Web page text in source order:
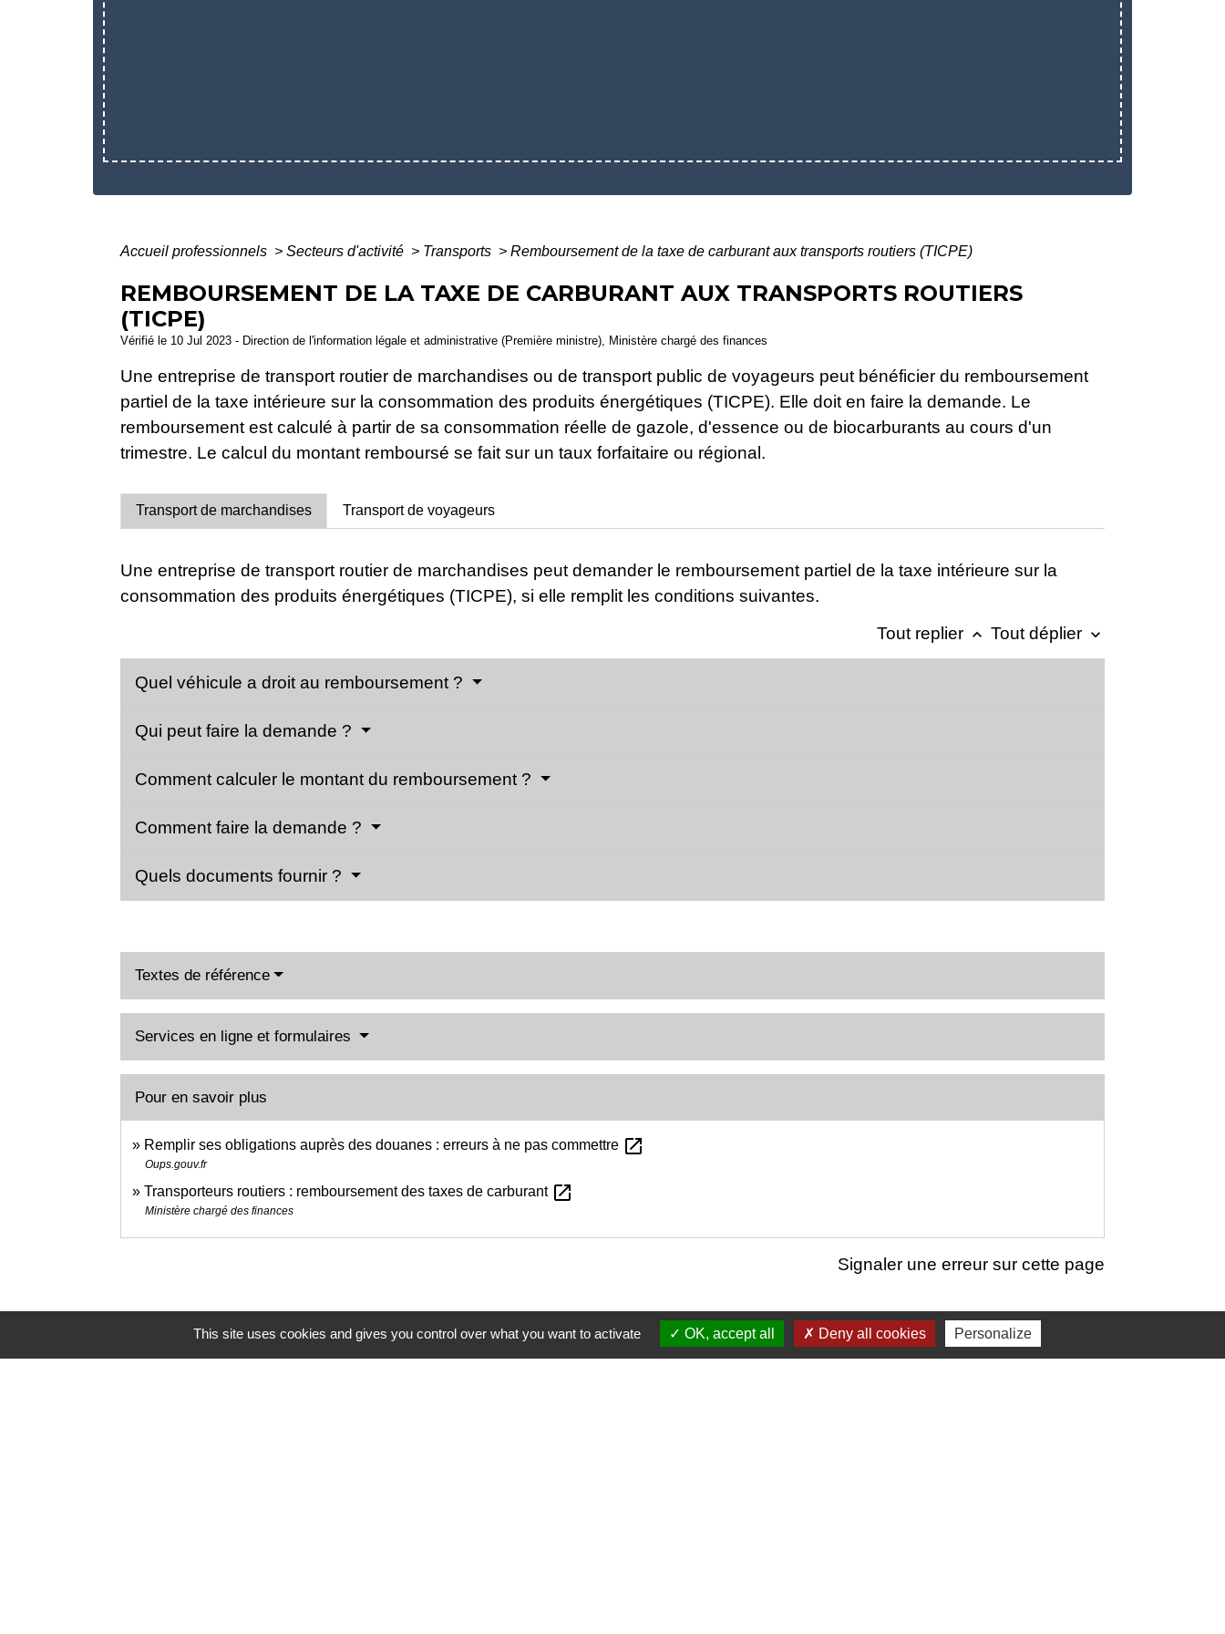
Accueil professionnels > Secteurs d'activité > Transports > Remboursement de la taxe de carburant aux transports routiers (TICPE)
REMBOURSEMENT DE LA TAXE DE CARBURANT AUX TRANSPORTS ROUTIERS
(TICPE)
Vérifié le 10 Jul 2023 - Direction de l'information légale et administrative (Première ministre), Ministère chargé des finances
Une entreprise de transport routier de marchandises ou de transport public de voyageurs peut bénéficier du remboursement
partiel de la taxe intérieure sur la consommation des produits énergétiques (TICPE). Elle doit en faire la demande. Le
remboursement est calculé à partir de sa consommation réelle de gazole, d'essence ou de biocarburants au cours d'un
trimestre. Le calcul du montant remboursé se fait sur un taux forfaitaire ou régional.
Transport de marchandises Transport de voyageurs
Une entreprise de transport routier de marchandises peut demander le remboursement partiel de la taxe intérieure sur la
consommation des produits énergétiques (TICPE), si elle remplit les conditions suivantes.
Tout replier keyboard_arrow_up Tout déplier keyboard_arrow_down
Quel véhicule a droit au remboursement ?
Qui peut faire la demande ?
Comment calculer le montant du remboursement ?
Comment faire la demande ?
Quels documents fournir ?
Textes de référence
Services en ligne et formulaires
Pour en savoir plus
Remplir ses obligations auprès des douanes : erreurs à ne pas commettre open_in_new
Oups.gouv.fr
Transporteurs routiers : remboursement des taxes de carburant open_in_new
Ministère chargé des finances
Signaler une erreur sur cette page
This site uses cookies and gives you control over what you want to activate OK, accept all Deny all cookies Personalize